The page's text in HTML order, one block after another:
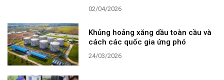
02/04/2026
Khủng hoảng xăng dầu toàn cầu và
cách các quốc gia ứng phó
24/03/2026